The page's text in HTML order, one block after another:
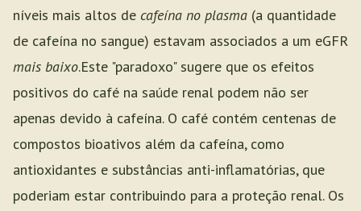
níveis mais altos de cafeína no plasma (a quantidade
de cafeína no sangue) estavam associados a um eGFR
mais baixo.Este "paradoxo" sugere que os efeitos
positivos do café na saúde renal podem não ser
apenas devido à cafeína. O café contém centenas de
compostos bioativos além da cafeína, como
antioxidantes e substâncias anti-inflamatórias, que
poderiam estar contribuindo para a proteção renal. Os